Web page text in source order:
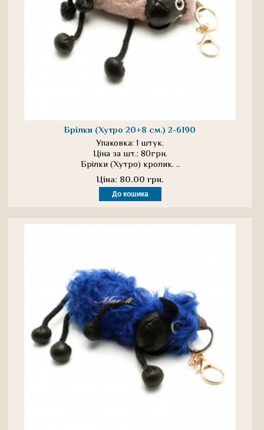
Брілки (Хутро 20+8 см.) 2-6190
Упаковка: 1 штук.
Ціна за шт.: 80грн.
Брілки (Хутро) кролик. ..
Ціна: 80.00 грн.